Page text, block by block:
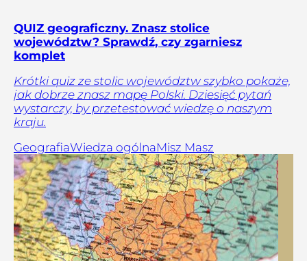
QUIZ geograficzny. Znasz stolice
województw? Sprawdź, czy zgarniesz
komplet
Krótki quiz ze stolic województw szybko pokaże,
jak dobrze znasz mapę Polski. Dziesięć pytań
wystarczy, by przetestować wiedzę o naszym
kraju.
GeografiaWiedza ogólnaMisz Masz